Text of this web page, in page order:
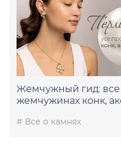
Жемчужный гид: все
жемчужинах конк,
# Все о камнях